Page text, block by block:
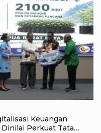
Keuangan
Dinilai Perkuat Tata